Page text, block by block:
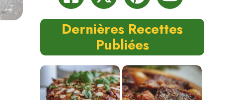
Dernières Recettes
Publiées